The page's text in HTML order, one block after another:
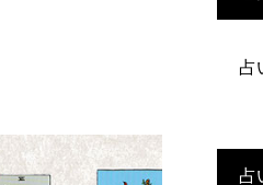
占
占